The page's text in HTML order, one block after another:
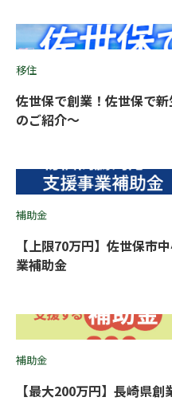
移住
佐世保で創業！佐世保で
のご紹介〜
補助金
【上限70万円】佐世保市
業補助金
補助金
【最大200万円】長崎県